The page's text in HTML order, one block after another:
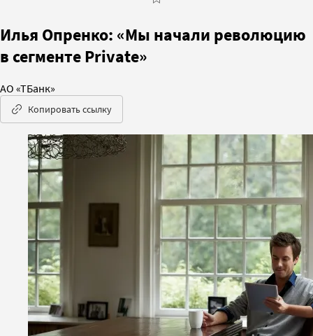
Илья Опренко: «Мы начали революцию
в сегменте Private»
АО «ТБанк»
Копировать ссылку